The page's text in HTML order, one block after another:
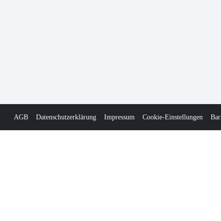
AGB Datenschutzerklärung Impressum Cookie-Einstellungen